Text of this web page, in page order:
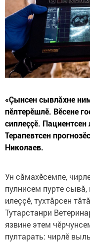
«Çынсен сывлăхне
пӗлтерӗшлӗ. Вӗсене
сиплеççӗ.
Терапевтсен
Николаев.
Ун сăмахӗсемпе,
пулнисем пурте
илеççӗ, тухтăрсен
Тутарстанри
язвине этем
пултарать: чирлӗ